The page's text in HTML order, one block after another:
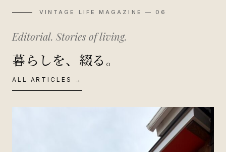
VINTAGE LIFE MAGAZINE — 06
Editorial. Stories of living.
暮らしを、綴る。
ALL ARTICLES →